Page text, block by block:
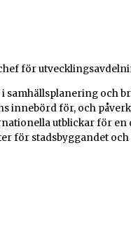
för
samhällsplanering och
innebörd för, och
utblickar för en
för stadsbyggandet